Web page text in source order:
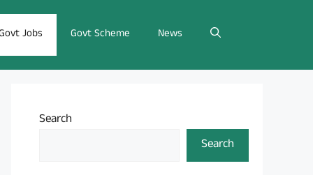
Jobs Govt Scheme News
Search
Search